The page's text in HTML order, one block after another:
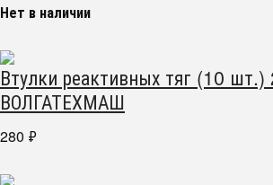
Нет в наличии
Втулки реактивных тяг (10
ВОЛГАТЕХМАШ
280 ₽